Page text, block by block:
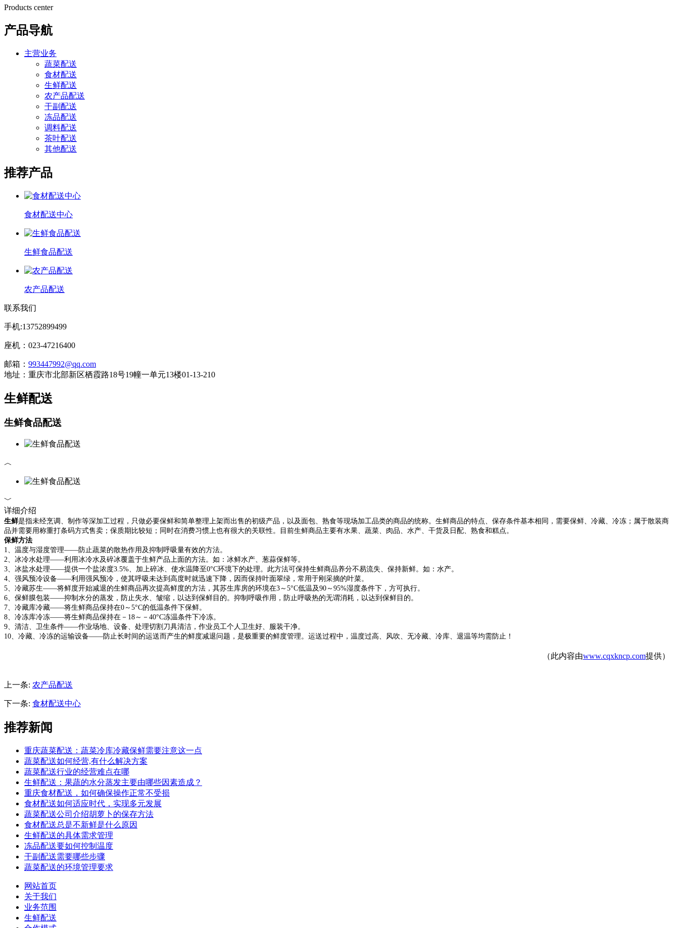
Products center
产品导航
主营业务
蔬菜配送
食材配送
生鲜配送
农产品配送
干副配送
冻品配送
调料配送
茶叶配送
其他配送
推荐产品
食材配送中心
生鲜食品配送
农产品配送
联系我们
手机:13752899499
座机：023-47216400
邮箱： 993447992@qq.com
地址：重庆市北部新区栖霞路18号19幢一单元13楼01-13-210
生鲜配送
生鲜食品配送
︿
﹀
详细介绍
生鲜是指未经烹调、制作等深加工过程，只做必要保鲜和简单整理上架而出售的初级产品，以及面包、熟食等现场加工品类的商品的统称。生鲜商品的特点、保存条件基本相同，需要保鲜、冷藏、冷冻；属于散装商
品并需要用称重打条码方式售卖；保质期比较短；同时在消费习惯上也有很大的关联性。目前生鲜商品主要有水果、蔬菜、肉品、水产、干货及日配、熟食和糕点。
保鲜方法
1、温度与湿度管理——防止蔬菜的散热作用及抑制呼吸量有效的方法。
2、冰冷水处理——利用冰冷水及碎冰覆盖于生鲜产品上面的方法。如：冰鲜水产、葱蒜保鲜等。
3、冰盐水处理——提供一个盐浓度3.5%、加上碎冰、使水温降至0°C环境下的处理。此方法可保持生鲜商品养分不易流失、保持新鲜。如：水产。
4、强风预冷设备——利用强风预冷，使其呼吸未达到高度时就迅速下降，因而保持叶面翠绿，常用于刚采摘的叶菜。
5、冷藏苏生——将鲜度开始减退的生鲜商品再次提高鲜度的方法，其苏生库房的环境在3～5°C低温及90～95%湿度条件下，方可执行。
6、保鲜膜包装——抑制水分的蒸发，防止失水、皱缩，以达到保鲜目的。抑制呼吸作用，防止呼吸热的无谓消耗，以达到保鲜目的。
7、冷藏库冷藏——将生鲜商品保持在0～5°C的低温条件下保鲜。
8、冷冻库冷冻——将生鲜商品保持在－18～－40°C冻温条件下冷冻。
9、清洁、卫生条件——作业场地、设备、处理切割刀具清洁，作业员工个人卫生好、服装干净。
10、冷藏、冷冻的运输设备——防止长时间的运送而产生的鲜度减退问题，是极重要的鲜度管理。运送过程中，温度过高、风吹、无冷藏、冷库、退温等均需防止！
（此内容由www.cqxkncp.com提供）
上一条: 农产品配送
下一条: 食材配送中心
推荐新闻
重庆蔬菜配送：蔬菜冷库冷藏保鲜需要注意这一点
蔬菜配送如何经营,有什么解决方案
蔬菜配送行业的经营难点在哪
生鲜配送：果蔬的水分蒸发主要由哪些因素造成？
重庆食材配送，如何确保操作正常不受损
食材配送如何适应时代，实现多元发展
蔬菜配送公司介绍胡萝卜的保存方法
食材配送总是不新鲜是什么原因
生鲜配送的具体需求管理
冻品配送要如何控制温度
干副配送需要哪些步骤
蔬菜配送的环境管理要求
网站首页
关于我们
业务范围
生鲜配送